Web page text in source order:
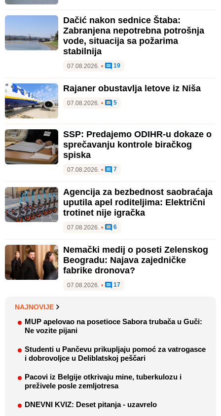
Dačić nakon sednice Štaba:
Zabranjena nepotrebna potrošnja
vode, situacija sa požarima
stabilnija
07.08.2026. • 19
Rajaner obustavlja letove iz Niša
07.08.2026. • 5
SSP: Predajemo ODIHR-u dokaze o
sprečavanju kontrole biračkog
spiska
07.08.2026. • 7
Agencija za bezbednost saobraćaja
uputila apel roditeljima: Električni
trotinet nije igračka
07.08.2026. • 6
Nemački medij o poseti Zelenskog
Beogradu: Najava zajedničke
fabrike dronova?
07.08.2026. • 17
NAJNOVIJE
MUP apelovao na posetioce Sabora trubača u Guči:
Ne vozite pijani
Studenti u Pančevu prikupljaju pomoć za vatrogasce
i dobrovoljce u Deliblatskoj peščari
Pacovi iz Belgije otkrivaju mine, tuberkulozu i
preživele posle zemljotresa
DNEVNI KVIZ: Deset pitanja - uzavrelo